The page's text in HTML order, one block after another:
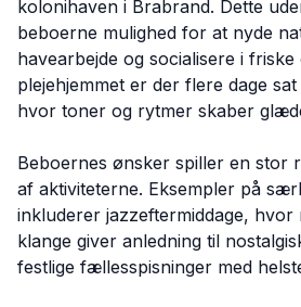
kolonihaven i Brabrand. Dette
beboerne mulighed for at nyde
havearbejde og socialisere i
plejehjemmet er der flere dage
hvor toner og rytmer skaber
Beboernes ønsker spiller en stor
af aktiviteterne. Eksempler på
inkluderer jazzeftermiddage, hvor
klange giver anledning til
festlige fællesspisninger med